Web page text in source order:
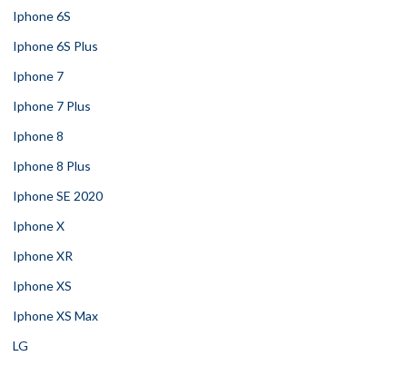
Iphone 6S
Iphone 6S Plus
Iphone 7
Iphone 7 Plus
Iphone 8
Iphone 8 Plus
Iphone SE 2020
Iphone X
Iphone XR
Iphone XS
Iphone XS Max
LG